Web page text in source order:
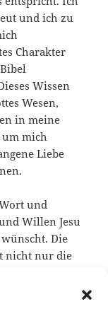
und ich zu
Charakter
Wissen
Wesen,
in meine
um mich
Liebe
und
Willen Jesu
Die
nicht nur die
Feinde
der dritte